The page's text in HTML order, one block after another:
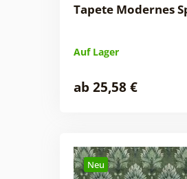
Tapete Modernes
Auf Lager
ab 25,58 €
Neu